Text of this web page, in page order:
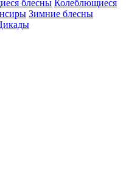
блесны Колеблющиеся
Зимние блесны